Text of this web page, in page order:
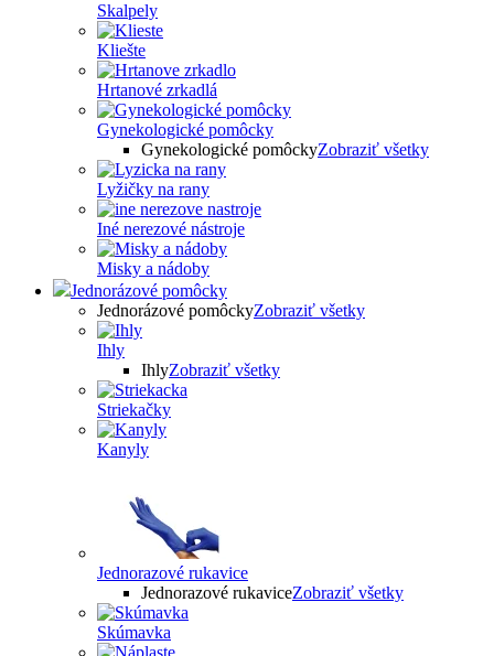
Skalpely
Kliešte
Hrtanové zrkadlá
Gynekologické pomôcky
Gynekologické pomôckyZobraziť všetky
Lyžičky na rany
Iné nerezové nástroje
Misky a nádoby
Jednorázové pomôcky
Jednorázové pomôckyZobraziť všetky
Ihly
IhlyZobraziť všetky
Striekačky
Kanyly
Jednorazové rukavice
Jednorazové rukaviceZobraziť všetky
Skúmavka